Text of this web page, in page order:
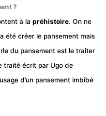
?
à la préhistoire. On ne
été créer le pansement mais
du pansement est le traiter
traité écrit par Ugo de
d’un pansement imbibé